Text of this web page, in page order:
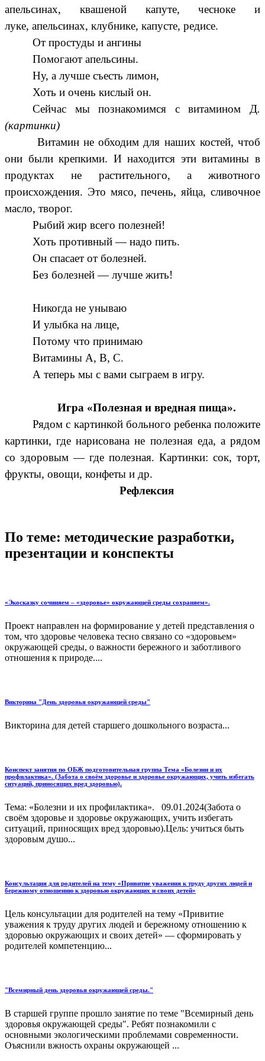
апельсинах, квашеной капуте, чесноке и
луке, апельсинах, клубнике, капусте, редисе.
От простуды и ангины
Помогают апельсины.
Ну, а лучше съесть лимон,
Хоть и очень кислый он.
Сейчас мы познакомимся с витамином Д.
(картинки)
Витамин не обходим для наших костей, чтоб
они были крепкими. И находится эти витамины в
продуктах не растительного, а животного
происхождения. Это мясо, печень, яйца, сливочное
масло, творог.
Рыбий жир всего полезней!
Хоть противный — надо пить.
Он спасает от болезней.
Без болезней — лучше жить!
Никогда не унываю
И улыбка на лице,
Потому что принимаю
Витамины А, В, С.
А теперь мы с вами сыграем в игру.
Игра «Полезная и вредная пища».
Рядом с картинкой больного ребенка положите
картинки, где нарисована не полезная еда, а рядом
со здоровым — где полезная. Картинки: сок, торт,
фрукты, овощи, конфеты и др.
Рефлексия
По теме: методические разработки,
презентации и конспекты
«Экосказку сочиняем – «здоровье» окружающей среды сохраняем».
Проект направлен на формирование у детей представления о
том, что здоровье человека тесно связано со «здоровьем»
окружающей среды, о важности бережного и заботливого
отношения к природе....
Викторина "День здоровья окружающей среды"
Викторина для детей старшего дошкольного возраста...
Конспект занятия по ОБЖ подготовительная группа Тема «Болезни и их
профилактика». (Забота о своём здоровье и здоровье окружающих, учить избегать
ситуаций, приносящих вред здоровью).
Тема: «Болезни и их профилактика». 09.01.2024(Забота о
своём здоровье и здоровье окружающих, учить избегать
ситуаций, приносящих вред здоровью).Цель: учиться быть
здоровым душо...
Консультация для родителей на тему «Привитие уважения к труду других людей и
бережному отношению к здоровью окружающих и своих детей»
Цель консультации для родителей на тему «Привитие
уважения к труду других людей и бережному отношению к
здоровью окружающих и своих детей» — сформировать у
родителей компетенцию...
"Всемирный день здоровья окружающей среды."
В старшей группе прошло занятие по теме "Всемирный день
здоровья окружающей среды". Ребят познакомили с
основными экологическими проблемами современности.
Оъяснили вжность охраны окружающей ...